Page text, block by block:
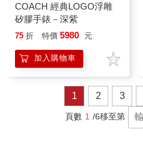
COACH 經典LOGO浮雕
矽膠手錶－深紫
75 折 特價 5980 元
加入購物車
1 2 3
頁數 1 /6移至第